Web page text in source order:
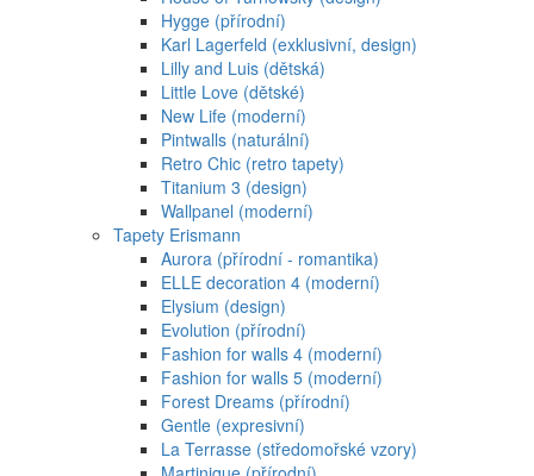
Hygge (přírodní)
Karl Lagerfeld (exklusivní, design)
Lilly and Luis (dětská)
Little Love (dětské)
New Life (moderní)
Pintwalls (naturální)
Retro Chic (retro tapety)
Titanium 3 (design)
Wallpanel (moderní)
Tapety Erismann
Aurora (přírodní - romantika)
ELLE decoration 4 (moderní)
Elysium (design)
Evolution (přírodní)
Fashion for walls 4 (moderní)
Fashion for walls 5 (moderní)
Forest Dreams (přírodní)
Gentle (expresivní)
La Terrasse (středomořské vzory)